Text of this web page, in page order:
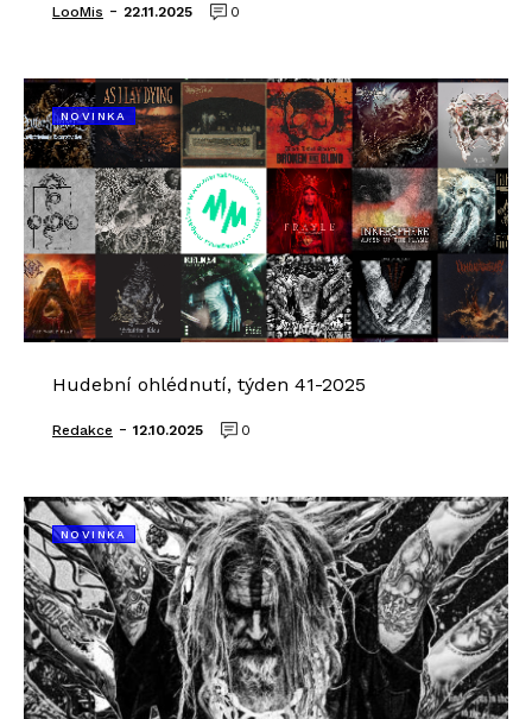
LooMis - 22.11.2025 0
NOVINKA
Hudební ohlédnutí, týden 41-2025
Redakce - 12.10.2025 0
NOVINKA